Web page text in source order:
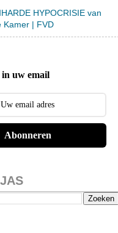
HYPOCRISIE van
Kamer | FVD
uw email
Abonneren